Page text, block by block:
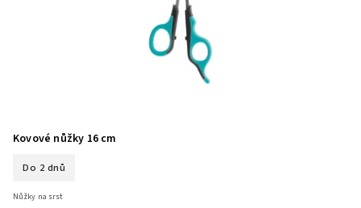
Kovové nůžky 16 cm
Do 2 dnů
Nůžky na srst